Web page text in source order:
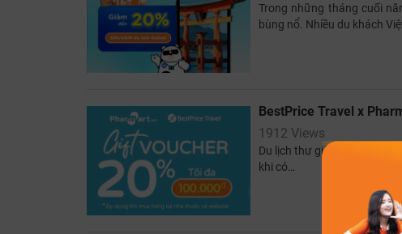
Trong những tháng cuối
bùng nổ. Nhiều du khách
BestPrice Travel x
1912 Views
Du lịch thư giãn kết hợp với
khi có…